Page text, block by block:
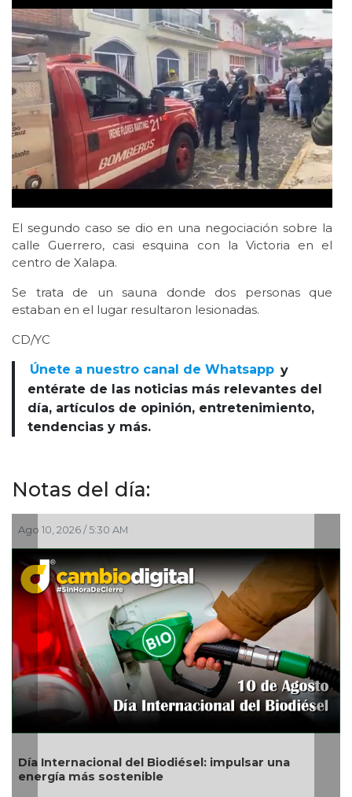
El segundo caso se dio en una negociación sobre la
calle Guerrero, casi esquina con la Victoria en el
centro de Xalapa.
Se trata de un sauna donde dos personas que
estaban en el lugar resultaron lesionadas.
CD/YC
Únete a nuestro canal de Whatsapp y
entérate de las noticias más relevantes del
día, artículos de opinión, entretenimiento,
tendencias y más.
Notas del día:
una
Ago 09, 2026 / 8:31 PM
Incendian una granja en Álamo